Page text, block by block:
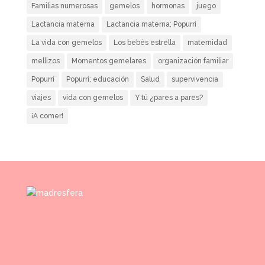
Familias numerosas gemelos hormonas juego
Lactancia materna Lactancia materna; Popurrí
La vida con gemelos Los bebés estrella maternidad
mellizos Momentos gemelares organización familiar
Popurrí Popurrí; educación Salud supervivencia
viajes vida con gemelos Y tú ¿pares a pares?
¡A comer!